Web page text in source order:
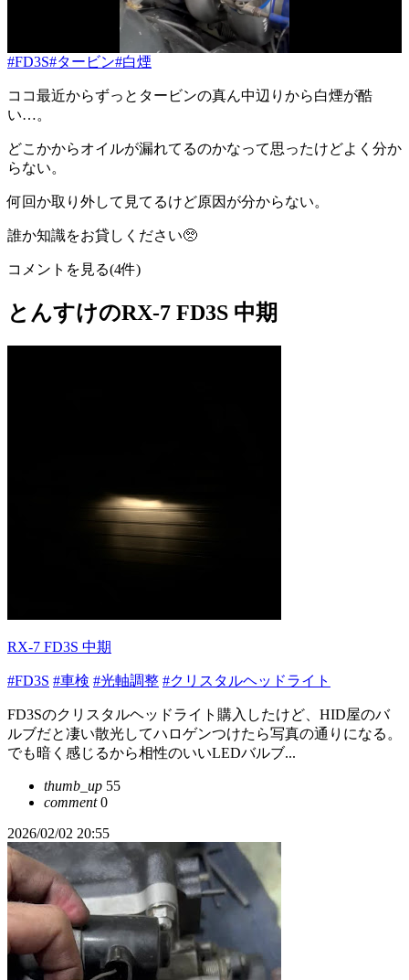
#FD3S#タービン#白煙
ココ最近からずっとタービンの真ん中辺りから白煙が酷
い…。
どこかからオイルが漏れてるのかなって思ったけどよく分か
らない。
何回か取り外して見てるけど原因が分からない。
誰か知識をお貸しください🥺
コメントを見る(4件)
とんすけのRX-7 FD3S 中期
RX-7 FD3S 中期
#FD3S #車検 #光軸調整 #クリスタルヘッドライト
FD3Sのクリスタルヘッドライト購入したけど、HID屋のバ
ルブだと凄い散光してハロゲンつけたら写真の通りになる。
でも暗く感じるから相性のいいLEDバルブ...
thumb_up 55
comment0
2026/02/02 20:55